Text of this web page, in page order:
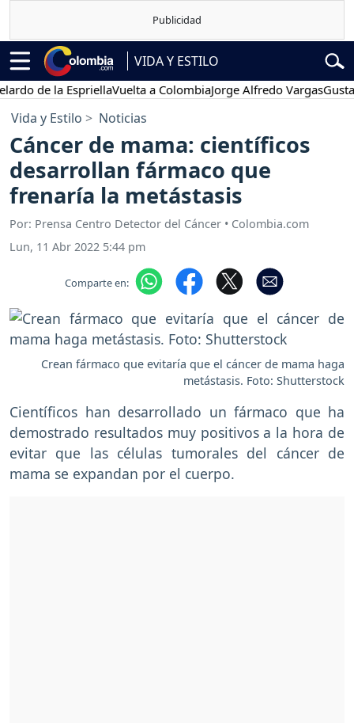
VIDA Y ESTILO
la EspriellaVuelta a ColombiaJorge Alfredo VargasGustavo
Vida y Estilo Noticias
Cáncer de mama: científicos
desarrollan fármaco que
frenaría la metástasis
Por: Prensa Centro Detector del Cáncer • Colombia.com
Lun, 11 Abr 2022 5:44 pm
Comparte en:
Crean fármaco que evitaría que el cáncer de mama haga
metástasis. Foto: Shutterstock
Científicos han desarrollado un fármaco que ha
demostrado resultados muy positivos a la hora de
evitar que las células tumorales del cáncer de
mama se expandan por el cuerpo.